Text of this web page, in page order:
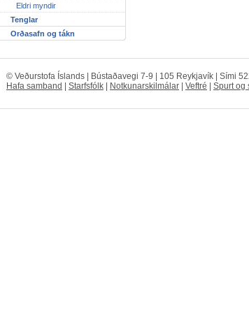
Eldri myndir
Tenglar
Orðasafn og tákn
© Veðurstofa Íslands | Bústaðavegi 7-9 | 105 Reykjavík | Sími
Hafa samband | Starfsfólk | Notkunarskilmálar | Veftré | Spurt og